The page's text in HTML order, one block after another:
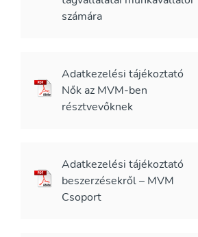
számára
Adatkezelési tájékoztató
Nők az MVM-ben
résztvevőknek
Adatkezelési tájékoztató
beszerzésekről – MVM
Csoport